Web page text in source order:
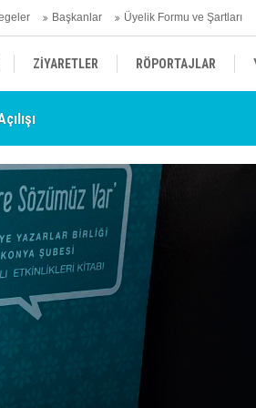
Başkanlar Üyelik Formu ve Şartları
ZİYARETLER RÖPORTAJLAR
KENDİNİ ARAYAN ŞEHİR